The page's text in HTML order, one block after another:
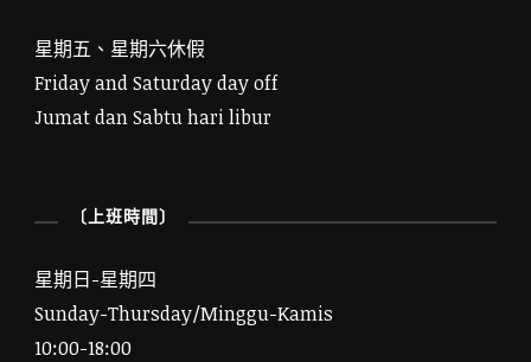
星期五、星期六休假
Friday and Saturday day off
Jumat dan Sabtu hari libur
〔上班時間〕
星期日-星期四
Sunday-Thursday/Minggu-Kamis
10:00-18:00